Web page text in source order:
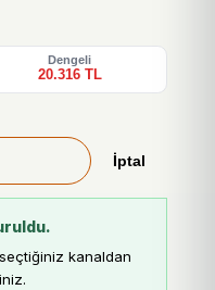
Dengeli
20.316 TL
İptal
kanaldan